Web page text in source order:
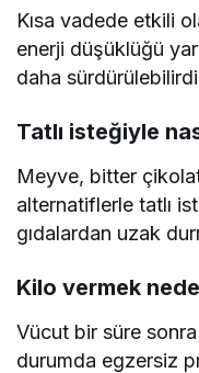
Kısa vadede etkili
enerji düşüklüğü
daha
Tatlı isteğiyle
Meyve, bitter
alternatiflerle tatlı
gıdalardan uzak
Kilo vermek
Vücut bir süre
durumda egzersiz